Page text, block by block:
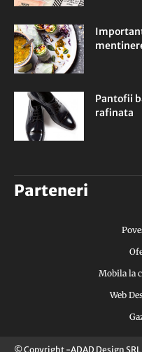
Pantofii
rafinata
Parteneri
Mobila la
Web
© Copyright -ADAD Design SRL